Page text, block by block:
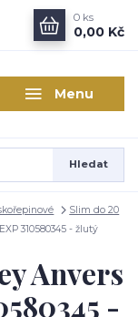
Menu
Hledat
0 ks
0,00 Kč
Slim do 20
310580345 - žlutý
Anvers
-